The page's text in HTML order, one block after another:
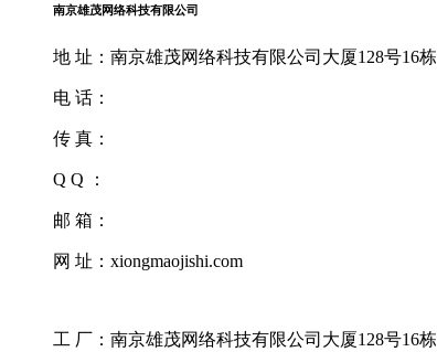
南京雄茂网络科技有限公司
地 址：南京雄茂网络科技有限公司大厦128号16栋
电 话：
传 真：
Q Q ：
邮 箱：
网 址：xiongmaojishi.com
工 厂：南京雄茂网络科技有限公司大厦128号16栋